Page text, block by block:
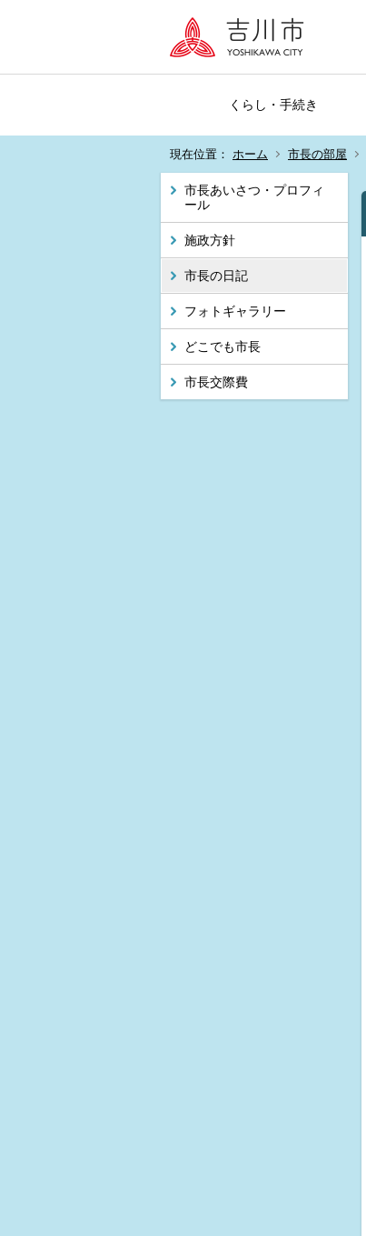
くらし・手続き
現在位置： ホーム 市長の部屋
市長あいさつ・プロフィ
ール
施政方針
市長の日記
フォトギャラリー
どこでも市長
市長交際費